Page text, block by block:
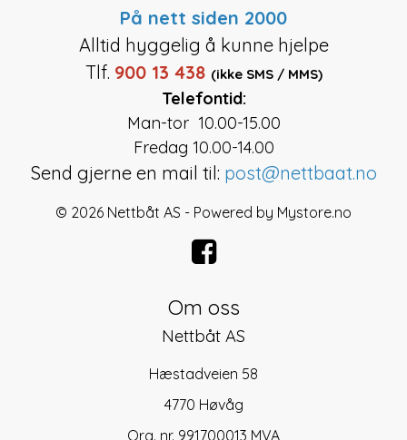
På nett siden 2000
Alltid hyggelig å kunne hjelpe
Tlf. 900 13 438 (ikke SMS / MMS)
Telefontid:
Man-tor 10.00-15.00
Fredag 10.00-14.00
Send gjerne en mail til: post@nettbaat.no
© 2026 Nettbåt AS - Powered by Mystore.no
Om oss
Nettbåt AS
Hæstadveien 58
4770 Høvåg
Org. nr. 991700013 MVA